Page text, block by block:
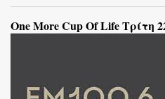
One More Cup Of Life Τρίτη